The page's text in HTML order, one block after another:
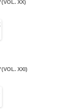
XX)
XXI)